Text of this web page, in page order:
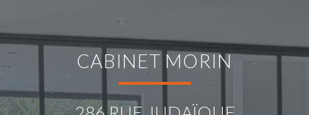
CABINET MORIN